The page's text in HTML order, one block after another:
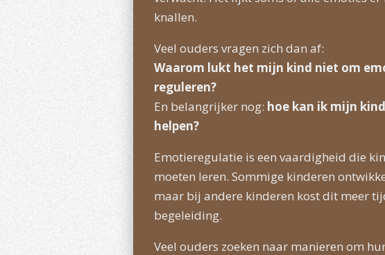
knallen.
Veel ouders vragen zich dan af:
Waarom lukt het mijn kind niet om
reguleren?
En belangrijker nog: hoe kan ik mijn
helpen?
Emotieregulatie is een vaardigheid die
moeten leren. Sommige kinderen
maar bij andere kinderen kost dit meer
begeleiding.
Veel ouders zoeken naar manieren om